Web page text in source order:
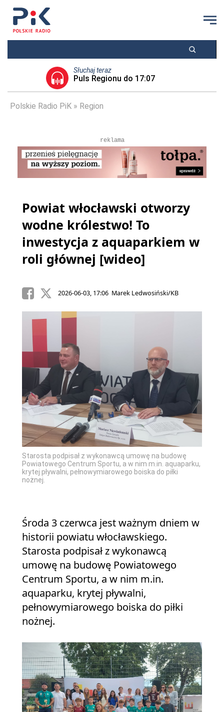
Słuchaj teraz
Puls Regionu do 17:07
Polskie Radio PiK Region
reklama
Powiat włocławski otworzy
wodne królestwo! To
inwestycja z aquaparkiem w
roli głównej [wideo]
2026-06-03, 17:06 Marek Ledwosiński/KB
Starosta podpisał z wykonawcą umowę na budowę
Powiatowego Centrum Sportu, a w nim m.in. aquaparku,
krytej pływalni, pełnowymiarowego boiska do piłki
nożnej.
Środa 3 czerwca jest ważnym dniem w
historii powiatu włocławskiego.
Starosta podpisał z wykonawcą
umowę na budowę Powiatowego
Centrum Sportu, a w nim m.in.
aquaparku, krytej pływalni,
pełnowymiarowego boiska do piłki
nożnej.